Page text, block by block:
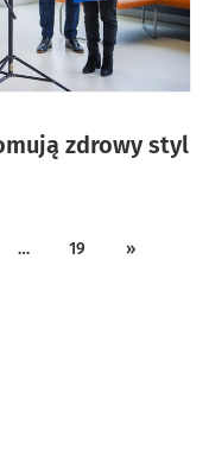
zdrowy styl
… 19 »